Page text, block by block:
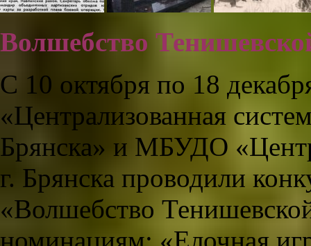
Волшебство
С 10 октября по 18
«Централизованная
Брянска» и МБУДО
г. Брянска проводили
«Волшебство
номинациям: «Елочная